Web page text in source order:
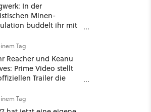
In der
Minen-
buddelt ihr mit
vorsichtig Kohle
Tag
Reacher und Keanu
Prime Video stellt
Trailer die
2026 vor
Tag